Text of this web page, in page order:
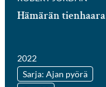
Hämärän tienhaara
2022
Sarja: Ajan pyörä